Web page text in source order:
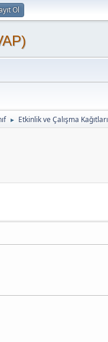
Ol
► Etkinlik ve Çalışma Kağıtları